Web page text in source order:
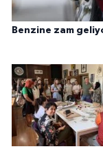
Benzine zam